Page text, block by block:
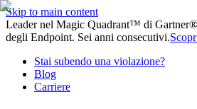
Skip to main content
Leader nel Magic Quadrant™ di
degli Endpoint. Sei anni consecutivi.
Stai subendo una violazione?
Blog
Carriere